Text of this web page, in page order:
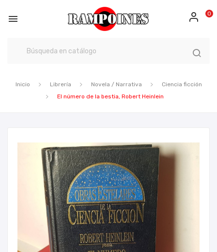
 0
Inicio Librería Novela / Narrativa
Ciencia ficción
El número de la bestia, Robert Heinlein